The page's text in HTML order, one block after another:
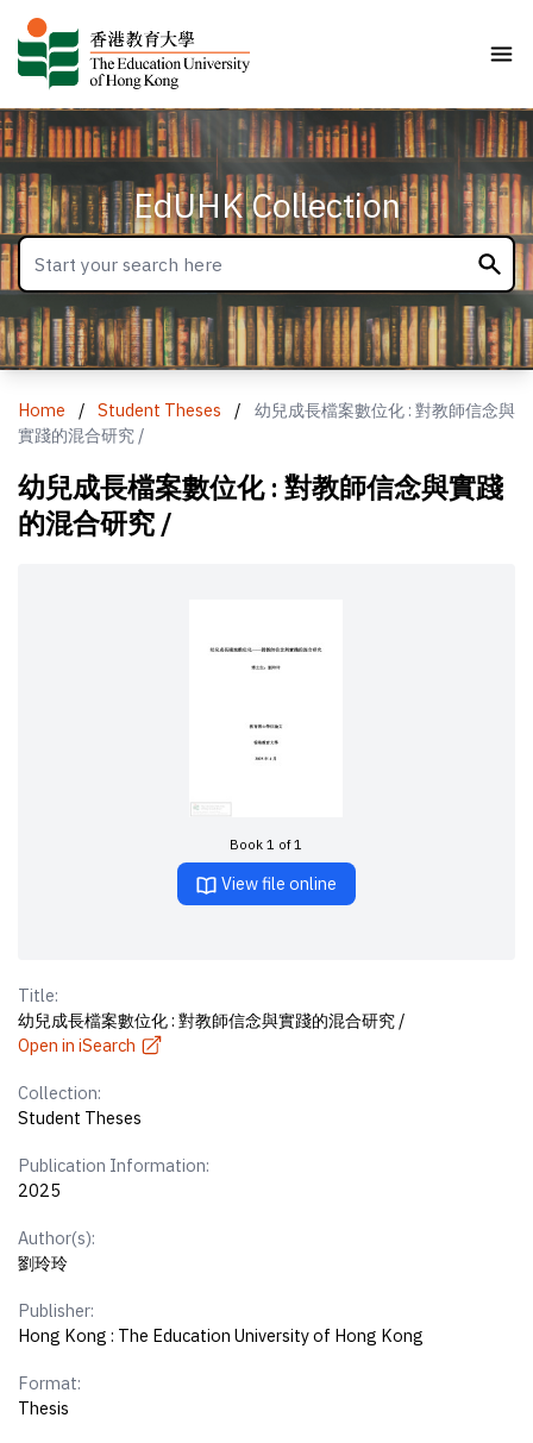
EdUHK Collection
Home / Student Theses /
幼兒成長檔案數位化 : 對教師信念與
實踐的混合研究 /
幼兒成長檔案數位化 : 對教師信念與實踐
的混合研究 /
Book 1 of 1
View file online
Title:
幼兒成長檔案數位化 : 對教師信念與實踐的混合研究 /
Open in iSearch
Collection:
Student Theses
Publication Information:
2025
Author(s):
劉玲玲
Publisher:
Hong Kong : The Education University of Hong Kong
Format:
Thesis